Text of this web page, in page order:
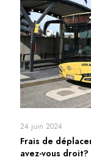
24 juin 2024
Frais de
avez-vous droit?